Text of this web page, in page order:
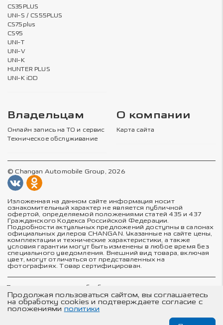
CS35PLUS
UNI-S / CS55PLUS
CS75plus
CS95
UNI-T
UNI-V
UNI-K
HUNTER PLUS
UNI-K iDD
Владельцам
Онлайн запись на ТО и сервис
Техническое обслуживание
О компании
Карта сайта
© Changan Automobile Group, 2026
Изложенная на данном сайте информация носит
ознакомительный характер не является публичной
офертой, определяемой положениями статей 435 и 437
Гражданского Кодекса Российской Федерации.
Подробности актуальных предложений доступны в салонах
официальных дилеров CHANGAN. Указанные на сайте цены,
комплектации и технические характеристики, а также
условия гарантии могут быть изменены в любое время без
специального уведомления. Внешний вид товара, включая
цвет, могут отличаться от представленных на
фотографиях. Товар сертифицирован.
Политика в отношении обработки персональных данных
Политика конфиденциальности
Согласие на обработку персональных данных
Соглашение об использовании cookie-файлов
Продолжая пользоваться сайтом, вы соглашаетесь
на обработку cookies и подтверждаете согласие с
положениями политики